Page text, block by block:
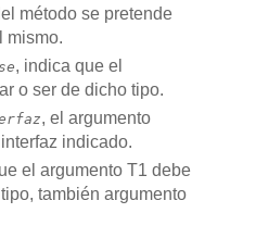
método se pretende
mismo.
, indica que el
o ser de dicho tipo.
, el argumento
indicado.
el argumento T1 debe
también argumento